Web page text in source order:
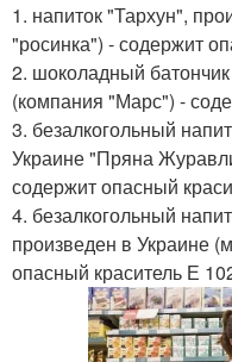
1. напиток "Тархун",
"росинка") - содержит
2. шоколадный
(компания "Марс") -
3. безалкогольный
Украине "Пряна
содержит опасный
4. безалкогольный
произведен в Украине
опасный краситель Е